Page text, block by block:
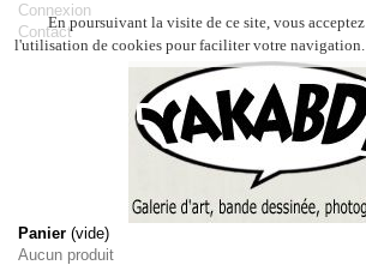
Connexion
Contact
Panier (vide)
Aucun produit
En poursuivant la visite de ce site, vous acceptez
l'utilisation de cookies pour faciliter votre navigation.